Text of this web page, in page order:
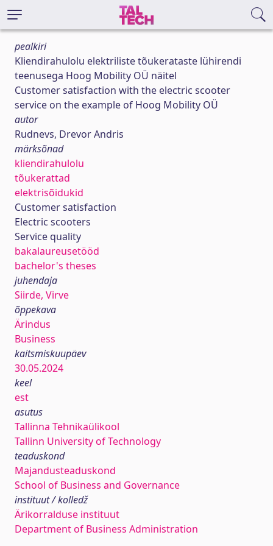
pealkiri
Kliendirahulolu elektriliste tõukerataste lühirendi
teenusega Hoog Mobility OÜ näitel
Customer satisfaction with the electric scooter
service on the example of Hoog Mobility OÜ
autor
Rudnevs, Drevor Andris
märksõnad
kliendirahulolu
tõukerattad
elektrisõidukid
Customer satisfaction
Electric scooters
Service quality
bakalaureusetööd
bachelor's theses
juhendaja
Siirde, Virve
õppekava
Ärindus
Business
kaitsmiskuupäev
30.05.2024
keel
est
asutus
Tallinna Tehnikaülikool
Tallinn University of Technology
teaduskond
Majandusteaduskond
School of Business and Governance
instituut / kolledž
Ärikorralduse instituut
Department of Business Administration